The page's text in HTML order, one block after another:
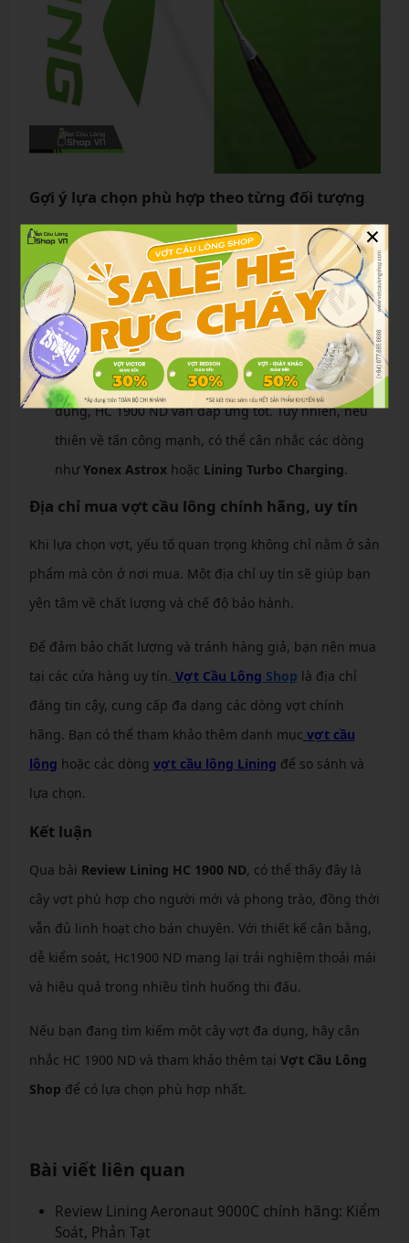
Gợi ý lựa chọn phù hợp theo từng đối tượng
Người mới bắt đầu:
Vợt HC 1900 ND là lựa chọn lý
tưởng vì dễ kiểm soát, không gây mỏi tay.
Người chơi phong trào:Với sự cân bằng, vợt giúp
bạn linh hoạt trong các trận đấu giao hữu, vừa công
vừa thủ.
Bán chuyên / thi đấu:Nếu bạn cần một cây vợt đa
dụng, HC 1900 ND vẫn đáp ứng tốt. Tuy nhiên, nếu
thiên về tấn công mạnh, có thể cân nhắc các dòng
nhưYonex Astroxhoặc Lining Turbo Charging.
Địa chỉ mua vợt cầu lông chính hãng, uy tín
Khi lựa chọn vợt, yếu tố quan trọng không chỉ nằm ở sản
phẩm mà còn ở nơi mua. Một địa chỉ uy tín sẽ giúp bạn
yên tâm về chất lượng và chế độ bảo hành.
Để đảm bảo chất lượng và tránh hàng giả, bạn nên mua
tại các cửa hàng uy tín. Vợt Cầu Lông Shop là địa chỉ
đáng tin cậy, cung cấp đa dạng các dòng vợt chính
hãng. Bạn có thể tham khảo thêm danh mục vợt cầu
lông hoặc các dòng vợt cầu lông Lining để so sánh và
lựa chọn.
Kết luận
Qua bài Review Lining HC 1900 ND, có thể thấy đây là
cây vợt phù hợp cho người mới và phong trào, đồng thời
vẫn đủ linh hoạt cho bán chuyên. Với thiết kế cân bằng,
dễ kiểm soát, Hc1900 ND mang lại trải nghiệm thoải mái
và hiệu quả trong nhiều tình huống thi đấu.
Nếu bạn đang tìm kiếm một cây vợt đa dụng, hãy cân
nhắc HC 1900 ND và tham khảo thêm tại Vợt Cầu Lông
Shop để có lựa chọn phù hợp nhất.
Bài viết liên quan
Review Lining Aeronaut 9000C chính hãng: Kiểm
Soát, Phản Tạt
×